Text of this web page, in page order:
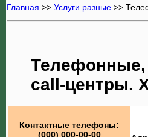
Главная >> Услуги разные >>
Телефонные,
call-центры.
Контактные телефоны:
(000) 000-00-00